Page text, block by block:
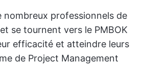
nombreux professionnels de
se tournent vers le PMBOK
efficacité et atteindre leurs
de Project Management